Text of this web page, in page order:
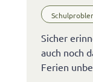
Sicher
auch noch
Ferien